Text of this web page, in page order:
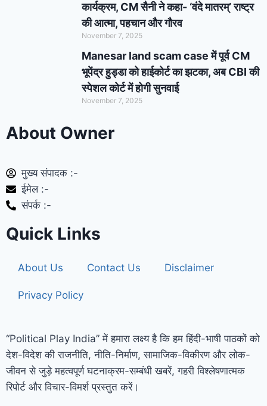
कार्यक्रम, CM सैनी ने कहा- ‘वंदे मातरम्’ राष्ट्र
की आत्मा, पहचान और गौरव
November 7, 2025
Manesar land scam case में पूर्व CM
भूपेंद्र हुड्डा को हाईकोर्ट का झटका, अब CBI की
स्पेशल कोर्ट में होगी सुनवाई
November 7, 2025
About Owner
मुख्य संपादक :-
ईमेल :-
संपर्क :-
Quick Links
About Us Contact Us Disclaimer
Privacy Policy
“Political Play India” में हमारा लक्ष्य है कि हम हिंदी-भाषी पाठकों को
देश-विदेश की राजनीति, नीति-निर्माण, सामाजिक-विकीरण और लोक-
जीवन से जुड़े महत्वपूर्ण घटनाक्रम-सम्बंधी खबरें, गहरी विश्लेषणात्मक
रिपोर्ट और विचार-विमर्श प्रस्तुत करें।